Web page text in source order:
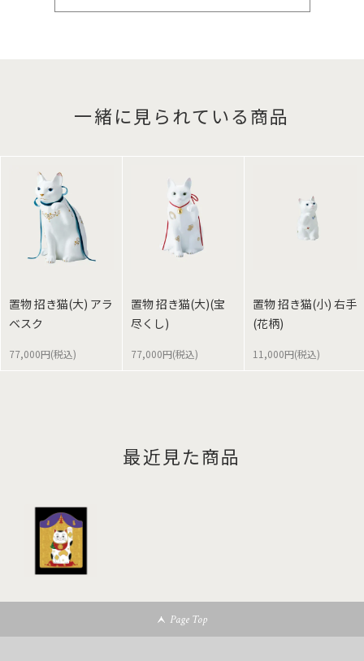
一緒に見られている商品
置物 招き猫(大) アラ
ベスク
77,000円(税込)
置物 招き猫(大)(宝
尽くし)
77,000円(税込)
置物 招き猫(小) 右手
(花柄)
11,000円(税込)
最近見た商品
Page Top